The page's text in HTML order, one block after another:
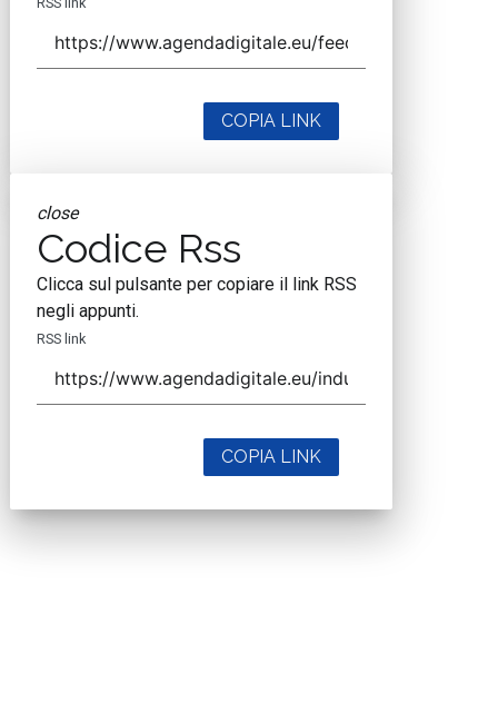
COPIA LINK
close
Codice Rss
Clicca sul pulsante per copiare il link RSS
negli appunti.
RSS link
COPIA LINK